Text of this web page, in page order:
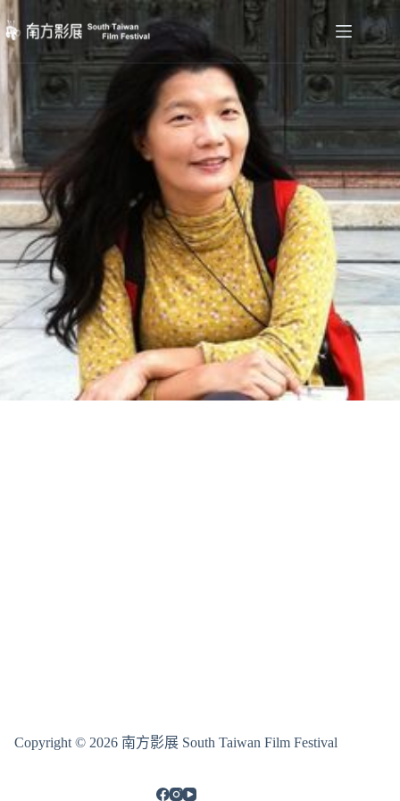
跳
至
主
要
內
Copyright © 2026 南方影展 South Taiwan Film Festival